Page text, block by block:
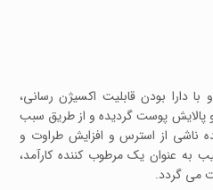
دارا بودن قابلیت اکسیژن رسانی،
پالایش پوست گردیده و از طریق سبب
ناشی از استرس و افزایش طراوت و
به عنوان یک مرطوب کننده کارآمد،
می گردد.